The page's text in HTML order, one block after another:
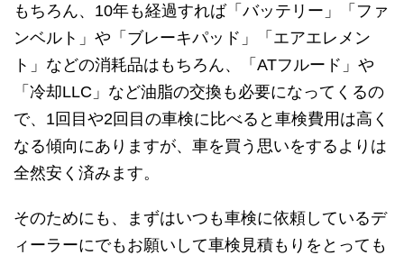
もちろん、10年も経過すれば「バッテリー」「ファ
ンベルト」や「ブレーキパッド」「エアエレメン
ト」などの消耗品はもちろん、「ATフルード」や
「冷却LLC」など油脂の交換も必要になってくるの
で、1回目や2回目の車検に比べると車検費用は高く
なる傾向にありますが、車を買う思いをするよりは
全然安く済みます。
そのためにも、まずはいつも車検に依頼しているデ
ィーラーにでもお願いして車検見積もりをとっても